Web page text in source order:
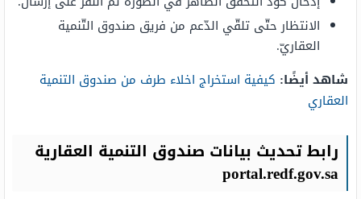
الانتظار حتّى تلقّي الدّعم من فريق صندوق التّنمية
العقاريّ.
شاهد أيضًا: كيفية استخراج اخلاء طرف من صندوق التنمية
العقاري
رابط تحديث بيانات صندوق التنمية العقارية
portal.redf.gov.sa